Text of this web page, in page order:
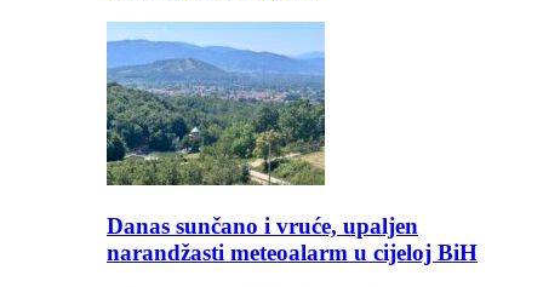
Danas sunčano i vruće, upaljen
narandžasti meteoalarm u cijeloj BiH